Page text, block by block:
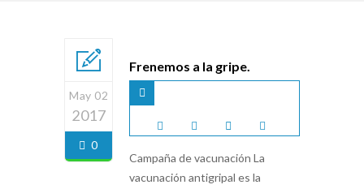
May 02
2017
0
Frenemos a la gripe.
Campaña de vacunación La
vacunación antigripal es la